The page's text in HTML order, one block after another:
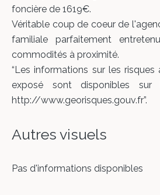
foncière de 1619€.
Véritable coup de coeur de
familiale parfaitement
commodités à proximité.
“Les informations sur les
exposé sont disponibles sur
http://www.georisques.gouv.fr”.
Autres visuels
Pas d'informations disponibles